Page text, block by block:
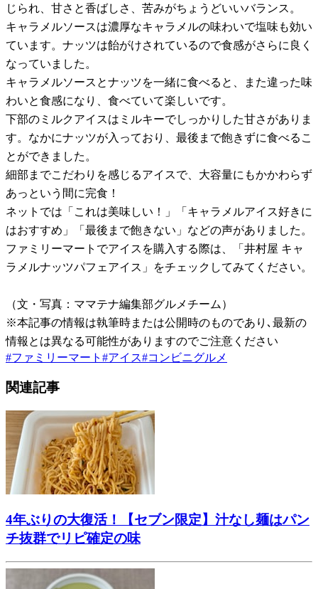
じられ、甘さと香ばしさ、苦みがちょうどいいバランス。
キャラメルソースは濃厚なキャラメルの味わいで塩味も効い
ています。ナッツは飴がけされているので食感がさらに良く
なっていました。
キャラメルソースとナッツを一緒に食べると、また違った味
わいと食感になり、食べていて楽しいです。
下部のミルクアイスはミルキーでしっかりした甘さがありま
す。なかにナッツが入っており、最後まで飽きずに食べるこ
とができました。
細部までこだわりを感じるアイスで、大容量にもかかわらず
あっという間に完食！
ネットでは「これは美味しい！」「キャラメルアイス好きに
はおすすめ」「最後まで飽きない」などの声がありました。
ファミリーマートでアイスを購入する際は、「井村屋 キャ
ラメルナッツパフェアイス」をチェックしてみてください。
（文・写真：ママテナ編集部グルメチーム）
※本記事の情報は執筆時または公開時のものであり､最新の
情報とは異なる可能性がありますのでご注意ください
#ファミリーマート #アイス#コンビニグルメ
関連記事
4年ぶりの大復活！【セブン限定】汁なし麺はパン
チ抜群でリピ確定の味